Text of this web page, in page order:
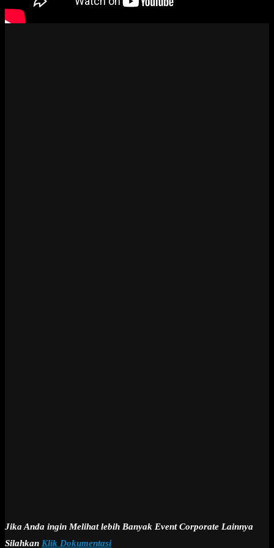
Jika Anda ingin Melihat lebih Banyak Event Corporate Lainnya
Silahkan Klik Dokumentasi